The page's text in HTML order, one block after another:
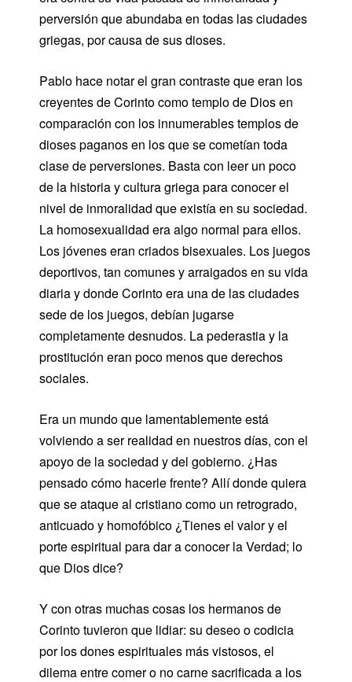
perversión que abundaba en todas las ciudades
griegas, por causa de sus dioses.
Pablo hace notar el gran contraste que eran los
creyentes de Corinto como templo de Dios en
comparación con los innumerables templos de
dioses paganos en los que se cometían toda
clase de perversiones. Basta con leer un poco
de la historia y cultura griega para conocer el
nivel de inmoralidad que existía en su sociedad.
La homosexualidad era algo normal para ellos.
Los jóvenes eran criados bisexuales. Los juegos
deportivos, tan comunes y arraigados en su vida
diaria y donde Corinto era una de las ciudades
sede de los juegos, debían jugarse
completamente desnudos. La pederastia y la
prostitución eran poco menos que derechos
sociales.
Era un mundo que lamentablemente está
volviendo a ser realidad en nuestros días, con el
apoyo de la sociedad y del gobierno. ¿Has
pensado cómo hacerle frente? Allí donde quiera
que se ataque al cristiano como un retrogrado,
anticuado y homofóbico ¿Tienes el valor y el
porte espiritual para dar a conocer la Verdad; lo
que Dios dice?
Y con otras muchas cosas los hermanos de
Corinto tuvieron que lidiar: su deseo o codicia
por los dones espirituales más vistosos, el
dilema entre comer o no carne sacrificada a los